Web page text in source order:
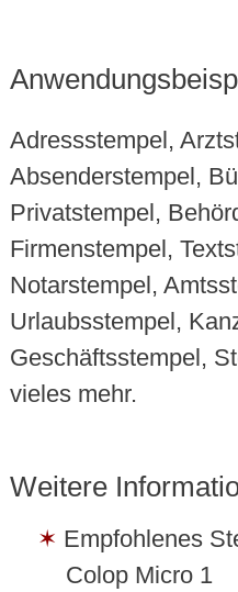
Adressstempel,
Absenderstempel,
Privatstempel,
Firmenstempel,
Notarstempel,
Urlaubsstempel,
Geschäftsstempel,
vieles mehr.
Weitere
Empfohlenes
Colop Micro 1